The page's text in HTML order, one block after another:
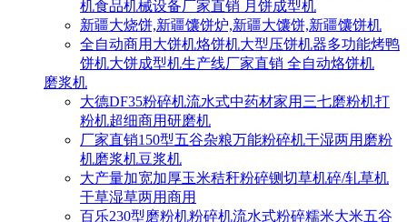
机食品机械设备厂家直销 月饼成型机
新疆大烧饼,新疆馕饼炉,新疆大馕饼,新疆馕饼机
全自动商用大饼机烙饼机大型压饼机器多功能烤鸭
饼机大饼成型机生产线厂家直销 全自动烙饼机
磨浆机
大德DF35粉碎机流水式中药材家用三七磨粉机打
粉机超细商用研磨机
厂家直销150型五谷杂粮万能粉碎机干湿两用磨粉
机磨浆机豆浆机
大产量加宽加厚玉米秸秆粉碎铡切草机碎/轧草机
干草湿草两用商用
百乐230型磨粉机粉碎机流水式粉碎糯米大米五谷